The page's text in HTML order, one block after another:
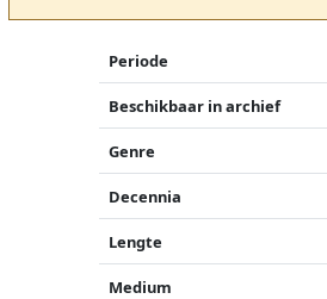
Periode
Beschikbaar in archief
Genre
Decennia
Lengte
Medium